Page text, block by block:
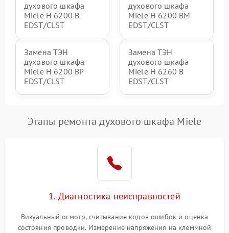
духового шкафа
Miele H 6200 B
EDST/CLST
духового шкафа
Miele H 6200 BM
EDST/CLST
Замена ТЭН
духового шкафа
Miele H 6200 BP
EDST/CLST
Замена ТЭН
духового шкафа
Miele H 6260 B
EDST/CLST
Этапы ремонта духового шкафа Miele
1. Диагностика неисправностей
Визуальный осмотр, считывание кодов ошибок и оценка
состояния проводки. Измерение напряжения на клеммной